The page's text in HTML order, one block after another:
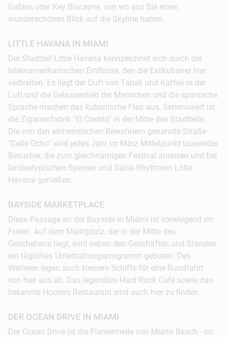
14:00 Uhr:Shoppen und Staunen. Bummel durch
das Art-déco-Viertel. Eine Architektur, die
begeistert.
17:00 Uhr:Noch schnell ein Bad im Atlantik oder
ein kleiner Strandspaziergang.
20:00 Uhr:Abendessen in einem der vielen
exquisiten Restaurants am Ocean Drive. Cocktails
genießen in einer der Szenebars und den Abend in
einem der gerade angesagten Clubs ausklingen
© Miami CVB
Gables oder Key Biscayne, von wo aus Sie einen
wunderschönen Blick auf die Skyline haben.
LITTLE HAVANA IN MIAMI
Der Stadtteil Little Havana kennzeichnet sich durch die
lateinamerikanischen Einflüsse, den die Exilkubaner hier
verbreiten. Es liegt der Duft von Tabak und Kaffee in der
Luft und die Gelassenheit der Menschen und die spanische
Sprache machen das kubanische Flair aus. Sehenswert ist
die Zigarrenfabrik "El Credito" in der Mitte des Stadtteils.
Die von den einheimischen Bewohnern genannte Straße
"Calle Ocho" wird jedes Jahr im März Mittelpunkt tausender
Besucher, die zum gleichnamigen Festival anreisen und bei
landestypischen Speisen und Salsa-Rhythmen Little
Havana genießen.
BAYSIDE MARKETPLACE
Diese Passage an der Bayside in Miami ist vorwiegend im
Freien. Auf dem Marktplatz, der in der Mitte des
Geschehens liegt, wird neben den Geschäften und Ständen
ein tägliches Unterhaltungsprogramm geboten. Des
Weiteren legen auch kleinere Schiffe für eine Rundfahrt
von hier aus ab. Das legendäre Hard Rock Café sowie das
bekannte Hooters Restaurant sind auch hier zu finden.
DER OCEAN DRIVE IN MIAMI
Der Ocean Drive ist die Flaniermeile von Miami Beach - im